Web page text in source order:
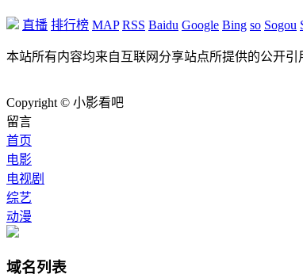
直播 排行榜 MAP RSS Baidu Google Bing so Sogou
本站所有内容均来自互联网分享站点所提供的公开引
Copyright © 小影看吧
留言
首页
电影
电视剧
综艺
动漫
域名列表